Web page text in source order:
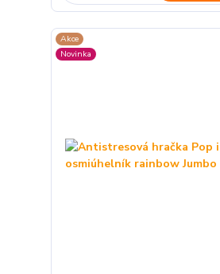
Akce
Novinka